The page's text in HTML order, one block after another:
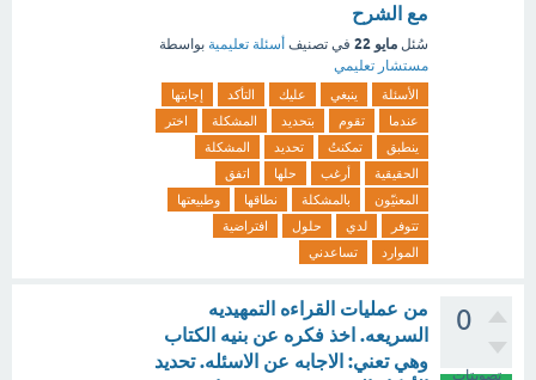
مع الشرح
سُئل مايو 22 في تصنيف أسئلة تعليمية بواسطة
مستشار تعليمي
الأسئلة ينبغي عليك التأكد
إجابتها
عندما
تقوم بتحديد المشكلة
اختر
ينطبق
تمكنتُ تحديد
المشكلة
الحقيقية
أرغب حلها
اتفق
المعنيّون
بالمشكلة نطاقها
وطبيعتها
تتوفر
لدي حلول
افتراضية
الموارد
تساعدني
0
تصويتات
من عمليات القراءه التمهيديه
السريعه. اخذ فكره عن بنيه الكتاب
وهي تعني: الاجابه عن الاسئله. تحديد